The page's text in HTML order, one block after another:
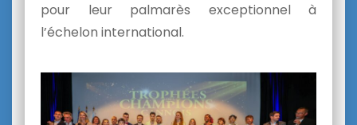
pour leur palmarès exceptionnel à
l’échelon international.